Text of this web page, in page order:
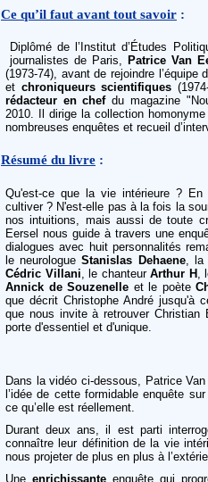
Ce qu’il faut avant tout savoir :
Diplômé de l’Institut d’Études
journalistes de Paris, Patrice Van
(1973-74), avant de rejoindre l’équipe
et chroniqueurs scientifiques
rédacteur en chefdu magazine
2010. Il dirige la collection
nombreuses enquêtes et recueil
Résumé du livre :
Qu'est-ce que la vie intérieure ?
cultiver ? N'est-elle pas à la fois la
nos intuitions, mais aussi de toute
Eersel nous guide à travers une
dialogues avec huit personnalités
le neurologueStanislas Dehaene, la
Cédric Villani , le chanteurArthur H
Annick de Souzenelle et le poète
que décrit Christophe André jusqu'à
que nous invite à retrouver
porte d'essentiel et d'unique.
Dans la vidéo ci-dessous, Patrice
l’idée de cette formidable enquête
ce qu’elle est réellement.
Durant deux ans, il est parti
connaître leur définition de la vie
nous projeter de plus en plus à
Une enrichissanteenquête qui